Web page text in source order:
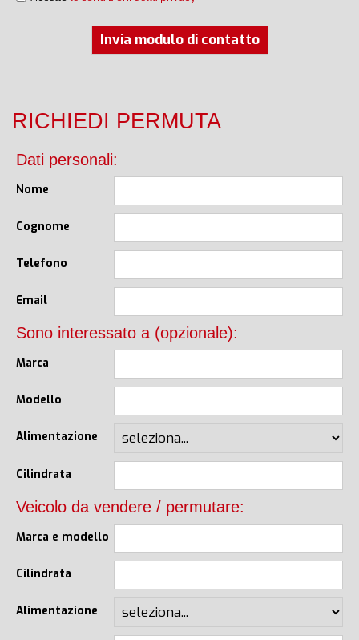
Invia modulo di contatto
RICHIEDI PERMUTA
Dati personali:
Nome
Cognome
Telefono
Email
Sono interessato a (opzionale):
Marca
Modello
Alimentazione
Cilindrata
Veicolo da vendere / permutare:
Marca e modello
Cilindrata
Alimentazione